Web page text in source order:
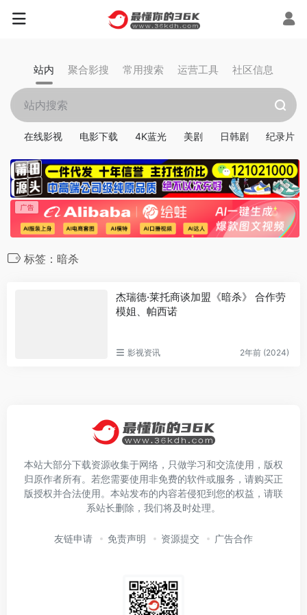
站内 聚合影搜 常用搜索 运营工具 社区信息
在线影视 电影下载 4K蓝光 美剧 日韩剧 纪录片
标签：暗杀
杰瑞德·莱托商谈加盟《暗杀》 合作劳
模姐、帕西诺
影视资讯 2年前 (2024)
本站大部分下载资源收集于网络，只做学习和交流使用，版权
归原作者所有。若您需要使用非免费的软件或服务，请购买正
版授权并合法使用。本站发布的内容若侵犯到您的权益，请联
系站长删除，我们将及时处理。
友链申请 免责声明 资源提交 广告合作